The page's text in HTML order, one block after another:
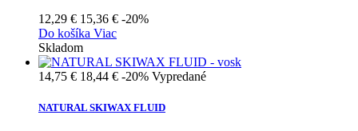
12,29 € 15,36 € -20%
Do košíka Viac
Skladom
14,75 € 18,44 € -20% Vypredané
NATURAL SKIWAX FLUID